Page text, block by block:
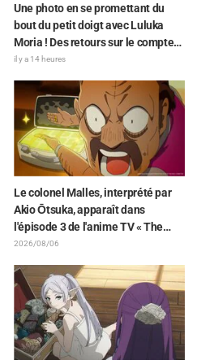
Une photo en se promettant du
bout du petit doigt avec Luluka
Moria ! Des retours sur le compte
rendu de la comédienne de
assisté au Dream Stage de « Star
Detective Precure! » : « C’est le W
Arcana »
il y a 14 heures
Le colonel Malles, interprété par
Akio Ōtsuka, apparaît dans
l'épisode 3 de l'anime TV « The
Ghost in the Shell » ! Commentaire
dévoilés
2026/08/06